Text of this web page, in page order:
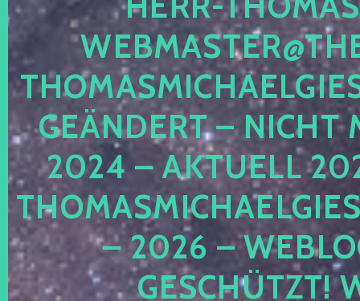
GEÄNDERT – NICHT
2024 – AKTUELL
– 2026 –
ESCHÜTZT!